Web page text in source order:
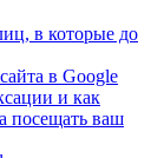
в которые до
в Google
и как
посещать ваш